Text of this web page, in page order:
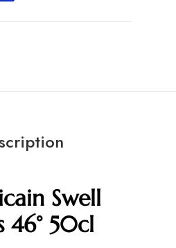
Swell
46° 50cl